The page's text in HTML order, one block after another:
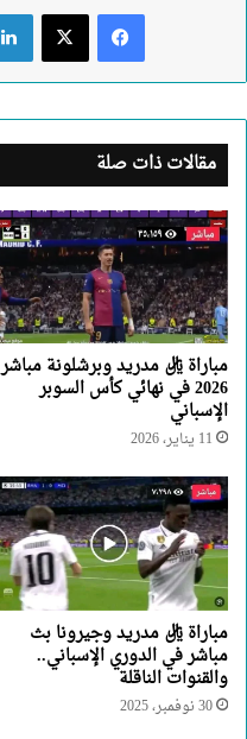
مقالات ذات صلة
مباراة ريال مدريد وبرشلونة مباشر
2026 في نهائي كأس السوبر
الإسباني
11 يناير، 2026
مباراة ريال مدريد وجيرونا بث
مباشر في الدوري الإسباني..
والقنوات الناقلة
30 نوفمبر، 2025